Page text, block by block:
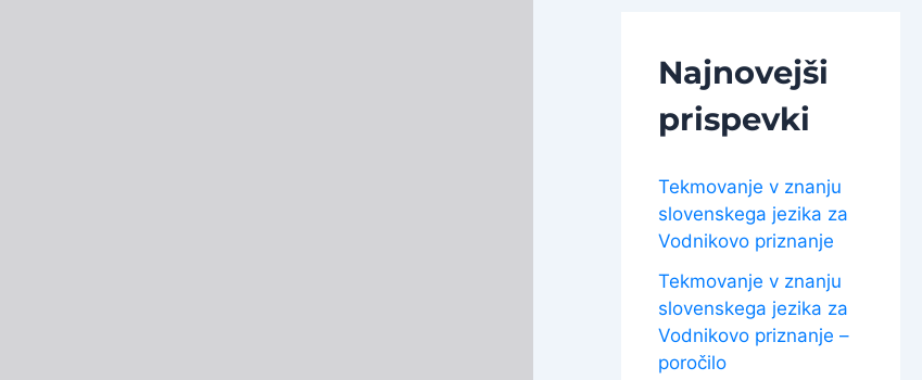
Najnovejši
prispevki
Tekmovanje v znanju
slovenskega jezika za
Vodnikovo priznanje
Tekmovanje v znanju
slovenskega jezika za
Vodnikovo priznanje –
poročilo